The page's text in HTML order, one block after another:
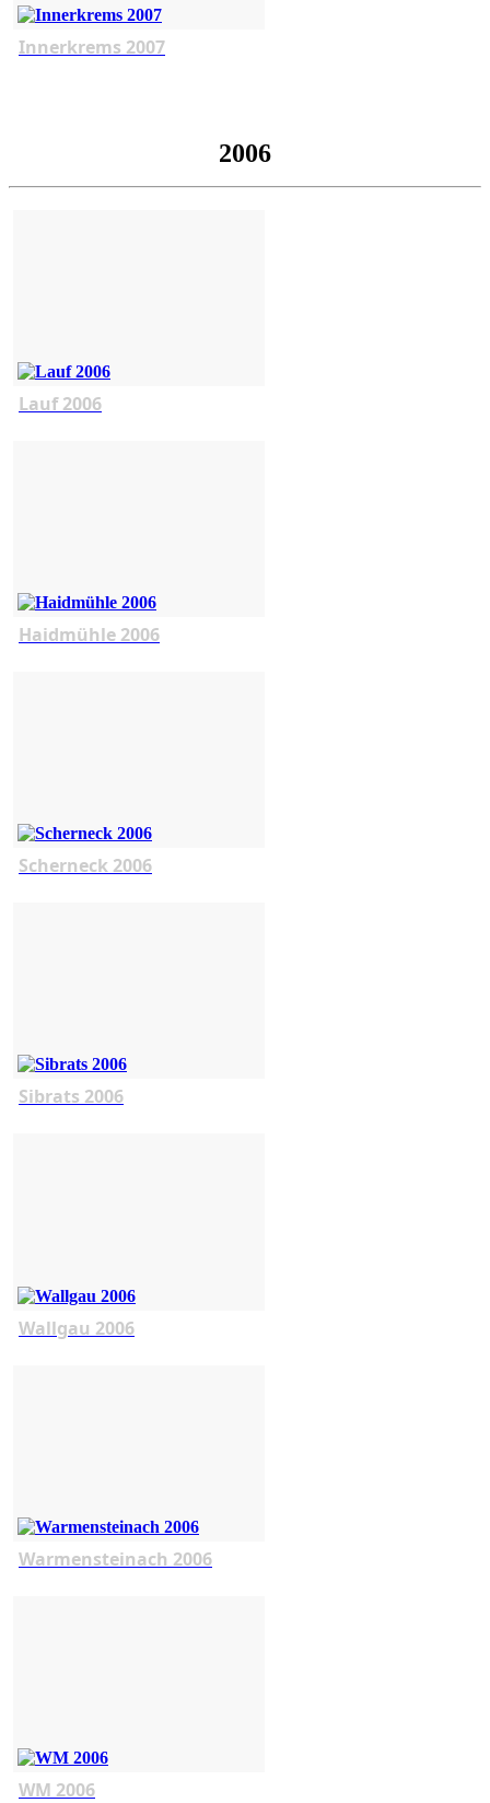
Innerkrems 2007
2006
Lauf 2006
Haidmühle 2006
Scherneck 2006
Sibrats 2006
Wallgau 2006
Warmensteinach 2006
WM 2006